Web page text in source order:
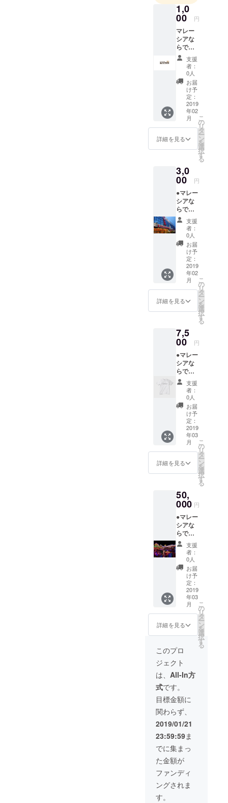
起業。日本
留学の紹介
や日本語出
張レッス
ン、通訳な
どの事業を
展開しなが
らABE UK
(ビジネス専
門士)を取
得。現在は
皇家のマカ
茶正規輸入
代理【Silent
開業準備
1,0
00 円
マレー
シアな
らでは
の四か
国語で
書くお
礼メッ
セージ
(日本
語、英
語、マ
レー
語、中
国語)
支援
者：
0人
お届
け予
定：
2019
年02
月
詳細を見る
こ
の
リ
タ
ー
ン
を
選
択
す
る
3,0
00 円
●マレー
シアな
らでは
の四か
国語で
書くお
礼メッ
セージ
(日本
語、英
語、マ
レー
語、中
国語) ●
ペナン
クには
ない地
元民が
勧める
おすす
めレス
トラン&
屋台10
支援
者：
0人
お届
け予
定：
2019
年02
月
詳細を見る
こ
の
リ
タ
ー
ン
を
選
択
す
る
7,5
00 円
●マレー
シアな
らでは
の四か
国語で
書くお
礼メッ
セージ
(日本
語、英
語、マ
レー
語、中
国語) ●
ペナン
クには
ない地
元民が
勧める
おすす
めレス
トラン&
屋台10
●Merde
ka T-
shirt (マ
レー語
で独立
と言う
意味) 男
女共に
ご用意
ります
のでご
希望の
サイズ
をお伝
えくだ
さい。※
白のみ
の品の
サイ
ズ・色
を備考
欄に記
載して
いただ
支援
者：
0人
お届
け予
定：
2019
年03
月
詳細を見る
こ
の
リ
タ
ー
ン
を
選
択
す
る
50,
000 円
●マレー
シアな
らでは
の四か
国語で
書くお
礼メッ
セージ
(日本
語、英
語、マ
レー
語、中
国語) ●
ペナン
イドツ
アー
（ペナ
ン国際
空港ま
たはホ
テルま
での送
迎付
き） 日
本語堪
能で陽
気な中
華系マ
レーシ
ア人が
ご案内
しま
支援
者：
0人
お届
け予
定：
2019
年03
月
詳細を見る
こ
の
リ
タ
ー
ン
を
選
択
す
る
このプロ
ジェクト
は、 All-In方
式です。
目標金額に
関わらず、
2019/01/21
23:59:59ま
でに集まっ
た金額が
ファンディ
ングされま
す。